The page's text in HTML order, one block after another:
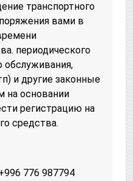
транспортного
вами в
периодического
обслуживания,
и другие законные
на основании
регистрацию на
средства.
776 987794